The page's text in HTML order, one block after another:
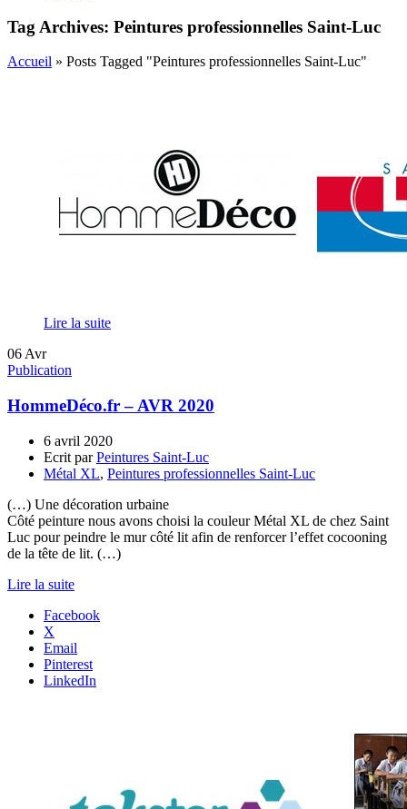
Tag Archives: Peintures professionnelles Saint-Luc
Accueil » Posts Tagged "Peintures professionnelles Saint-Luc"
Lire la suite
06Avr
Publication
HommeDéco.fr – AVR 2020
6 avril 2020
Ecrit parPeintures Saint-Luc
Métal XL, Peintures professionnelles Saint-Luc
(…) Une décoration urbaine
Côté peinture nous avons choisi la couleur Métal XL de chez Saint
Luc pour peindre le mur côté lit afin de renforcer l’effet cocooning
de la tête de lit. (…)
Lire la suite
Facebook
X
Email
Pinterest
LinkedIn